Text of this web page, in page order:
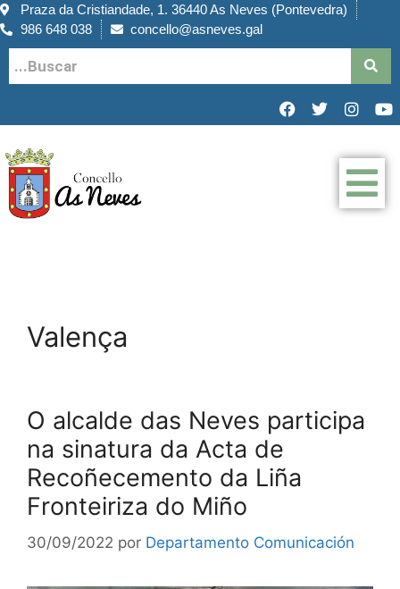
Praza da Cristiandade, 1. 36440 As Neves (Pontevedra)
986 648 038
concello@asneves.gal
Valença
O alcalde das Neves participa
na sinatura da Acta de
Recoñecemento da Liña
Fronteiriza do Miño
30/09/2022 por Departamento Comunicación